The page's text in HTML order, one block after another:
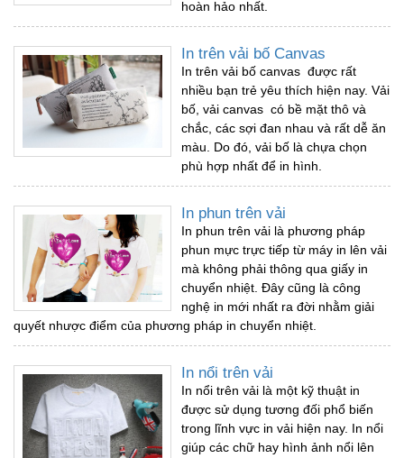
hoàn hảo nhất.
In trên vải bố Canvas
In trên vải bố canvas được rất
nhiều bạn trẻ yêu thích hiện nay. Vải
bố, vải canvas có bề mặt thô và
chắc, các sợi đan nhau và rất dễ ăn
màu. Do đó, vải bố là chựa chọn
phù hợp nhất để in hình.
In phun trên vải
In phun trên vải là phương pháp
phun mực trực tiếp từ máy in lên vải
mà không phải thông qua giấy in
chuyển nhiệt. Đây cũng là công
nghệ in mới nhất ra đời nhằm giải
quyết nhược điểm của phương pháp in chuyển nhiệt.
In nổi trên vải
In nổi trên vải là một kỹ thuật in
được sử dụng tương đối phổ biến
trong lĩnh vực in vải hiện nay. In nổi
giúp các chữ hay hình ảnh nổi lên